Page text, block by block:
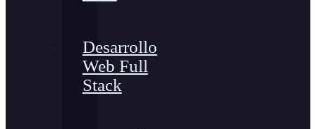
Desarrollo
Web Full
Stack